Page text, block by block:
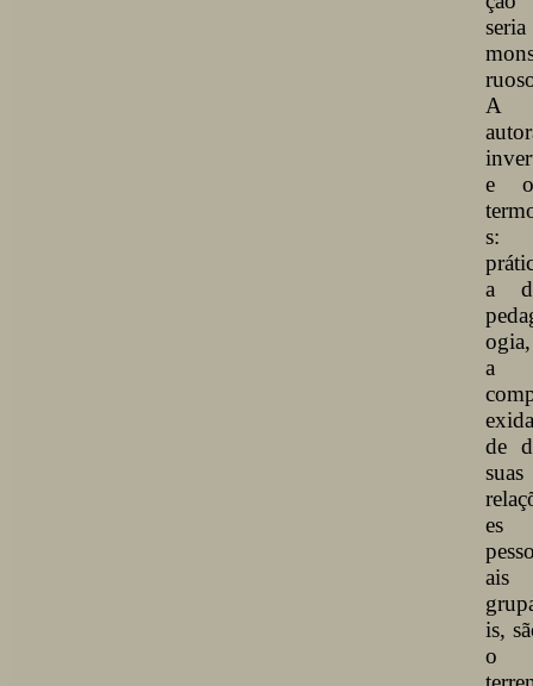
seria
A
e
s:
a
ogia,
a
exida
de
suas
es
ais
is,
o